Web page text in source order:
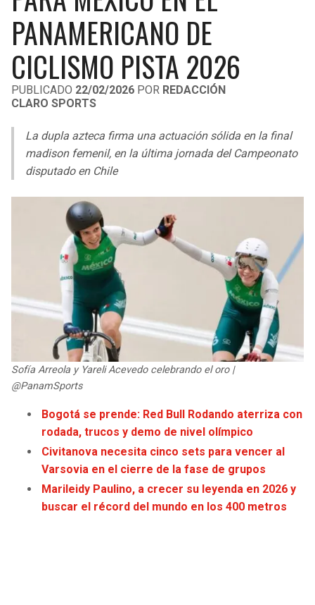
LIGA DE EXPANSIÓN MX
LEAGUES CUP
UEFA EUROPA LEAGUE
UEFA CONFERENCE LEAGUE
MLS
COPA LIBERTADORES
COPA SUDAMERICANA
LIGA BETPLAY
OTRAS LIGAS
PANAMERICANO DE
CICLISMO PISTA 2026
PUBLICADO 22/02/2026 POR REDACCIÓN
CLARO SPORTS
La dupla azteca firma una actuación sólida en la final
madison femenil, en la última jornada del Campeonato
disputado en Chile
Sofía Arreola y Yareli Acevedo celebrando el oro |
@PanamSports
Bogotá se prende: Red Bull Rodando aterriza con
rodada, trucos y demo de nivel olímpico
Civitanova necesita cinco sets para vencer al
Varsovia en el cierre de la fase de grupos
Marileidy Paulino, a crecer su leyenda en 2026 y
buscar el récord del mundo en los 400 metros